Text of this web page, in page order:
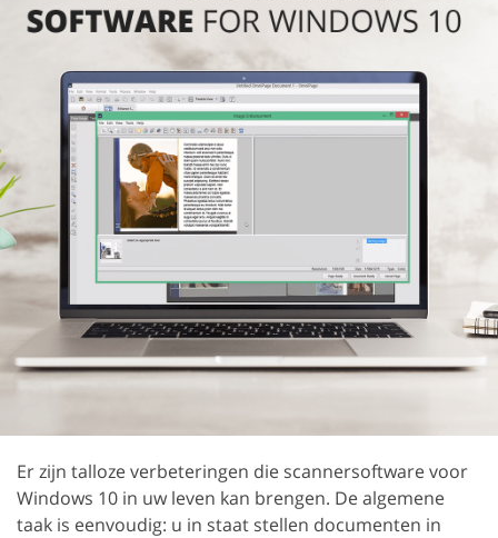
Er zijn talloze verbeteringen die scannersoftware voor
Windows 10 in uw leven kan brengen. De algemene
taak is eenvoudig: u in staat stellen documenten in